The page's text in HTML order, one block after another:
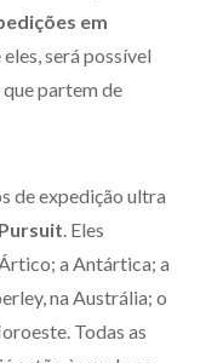
em
eles, será possível
que partem de
de expedição ultra
. Eles
a Antártica; a
na Austrália; o
Todas as